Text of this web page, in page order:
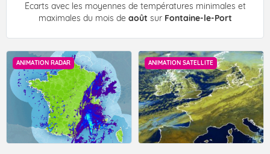
Écarts avec les moyennes de températures minimales et
maximales du mois de août sur Fontaine-le-Port
ANIMATION RADAR ANIMATION SATELLITE